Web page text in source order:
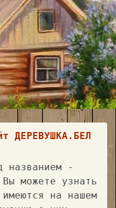
ДЕРЕВУШКА.БЕЛ
названием -
можете узнать
на нашем